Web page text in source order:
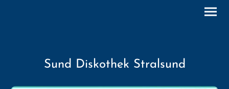
Sund Diskothek Stralsund